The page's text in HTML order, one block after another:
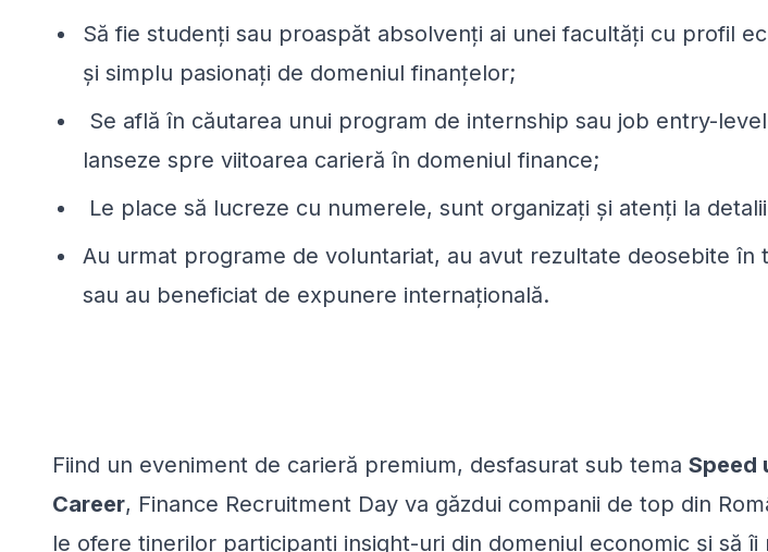
Să fie studenți sau proaspăt absolvenți ai unei facultăți cu profil
și simplu pasionați de domeniul finanțelor;
Se află în căutarea unui program de internship sau job entry-
lanseze spre viitoarea carieră în domeniul finance;
Le place să lucreze cu numerele, sunt organizați și atenți la detalii
Au urmat programe de voluntariat, au avut rezultate deosebite în
sau au beneficiat de expunere internațională.
Fiind un eveniment de carieră premium, desfasurat sub tema Speed
Career, Finance Recruitment Day va găzdui companii de top din
le ofere tinerilor participanți insight-uri din domeniul economic și să